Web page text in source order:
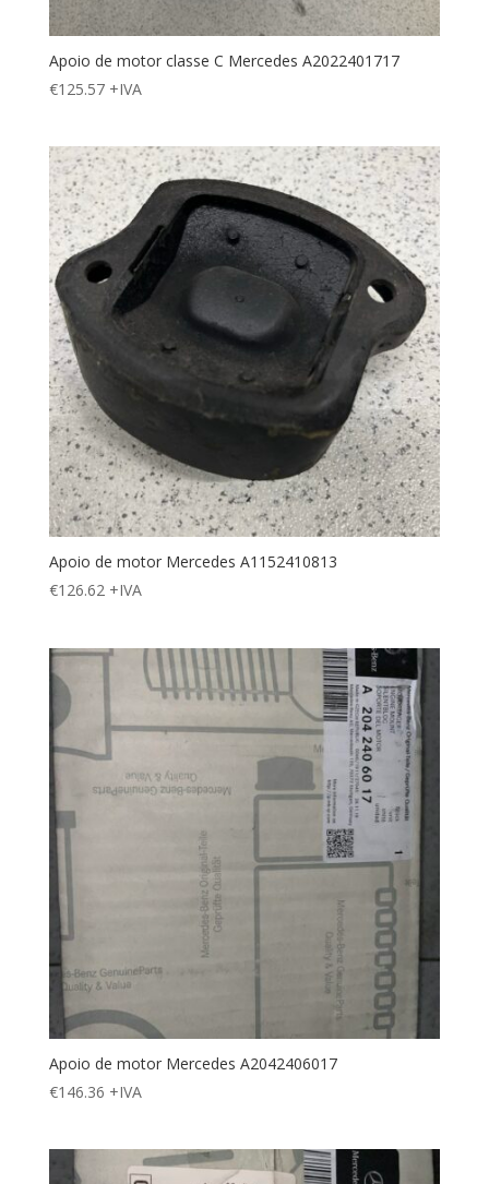
Apoio de motor classe C Mercedes A2022401717
€125.57 +IVA
Apoio de motor Mercedes A1152410813
€126.62 +IVA
Apoio de motor Mercedes A2042406017
€146.36 +IVA